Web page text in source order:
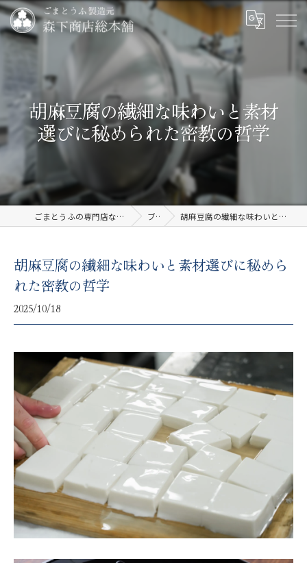
胡麻豆腐の繊細な味わいと素材
選びに秘められた密教の哲学
ごまとうふの専門店なら有限会社森下商店総本舗 ブログ 胡麻豆腐の繊細な味わいと素材選びに秘められた密教の哲学
胡麻豆腐の繊細な味わいと素材選びに秘めら
れた密教の哲学
2025/10/18